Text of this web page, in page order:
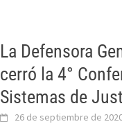
La Defensora
cerró la 4°
Sistemas de
26 de septiembre de